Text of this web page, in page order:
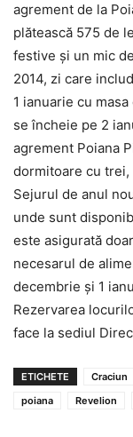
agrement de la
plătească 575 de
festive şi un mic
2014, zi care
1 ianuarie cu
se încheie pe 2
agrement Poiana
dormitoare cu trei,
Sejurul de anul
unde sunt
este asigurată
necesarul de
decembrie şi 1
Rezervarea
face la sediul
ETICHETE Craciun
poiana
Revelion